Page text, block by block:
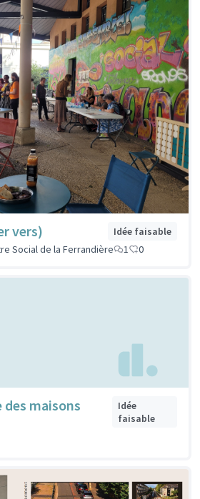
vers)
Idée faisable
Social de la Ferrandière
1 0
des maisons
Idée
faisable